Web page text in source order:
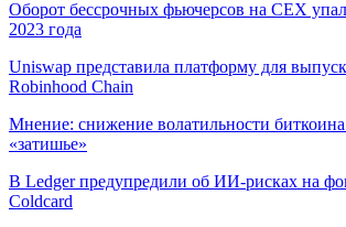
Оборот бессрочных фьючерсов на CEX
2023 года
Uniswap представила платформу для
Robinhood Chain
Мнение: снижение волатильности биткоина
«затишье»
В Ledger предупредили об ИИ-рисках на
Coldcard